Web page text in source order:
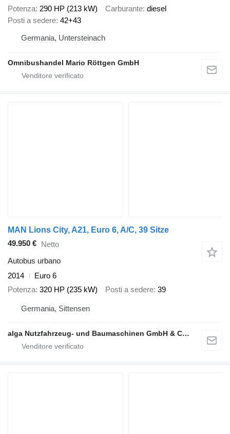
Potenza 290 HP (213 kW) Carburante diesel
Posti a sedere 42+43
Germania, Untersteinach
Omnibushandel Mario Röttgen GmbH
MAN Lions City, A21, Euro 6, A/C, 39 Sitze
49.950 € Netto
Autobus urbano
2014
Euro 6
Potenza 320 HP (235 kW) Posti a sedere 39
Germania, Sittensen
alga Nutzfahrzeug- und Baumaschinen GmbH & Co. KG